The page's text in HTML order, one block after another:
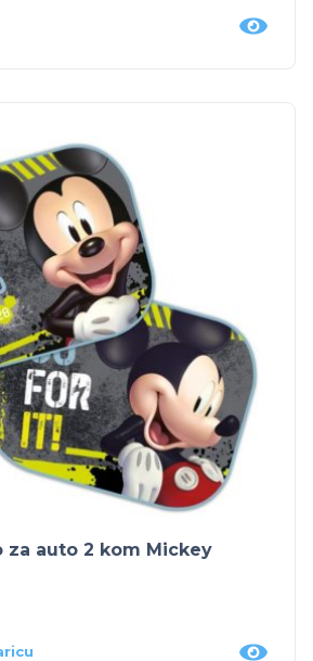
za auto 2 kom Mickey